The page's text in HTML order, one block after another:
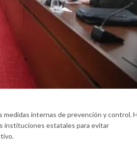
medidas internas de prevención y control.
instituciones estatales para evitar